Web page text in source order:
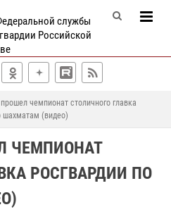
службы
Российской
чемпионат столичного главка
шахматам (видео)
ЧЕМПИОНАТ
РОСГВАРДИИ ПО